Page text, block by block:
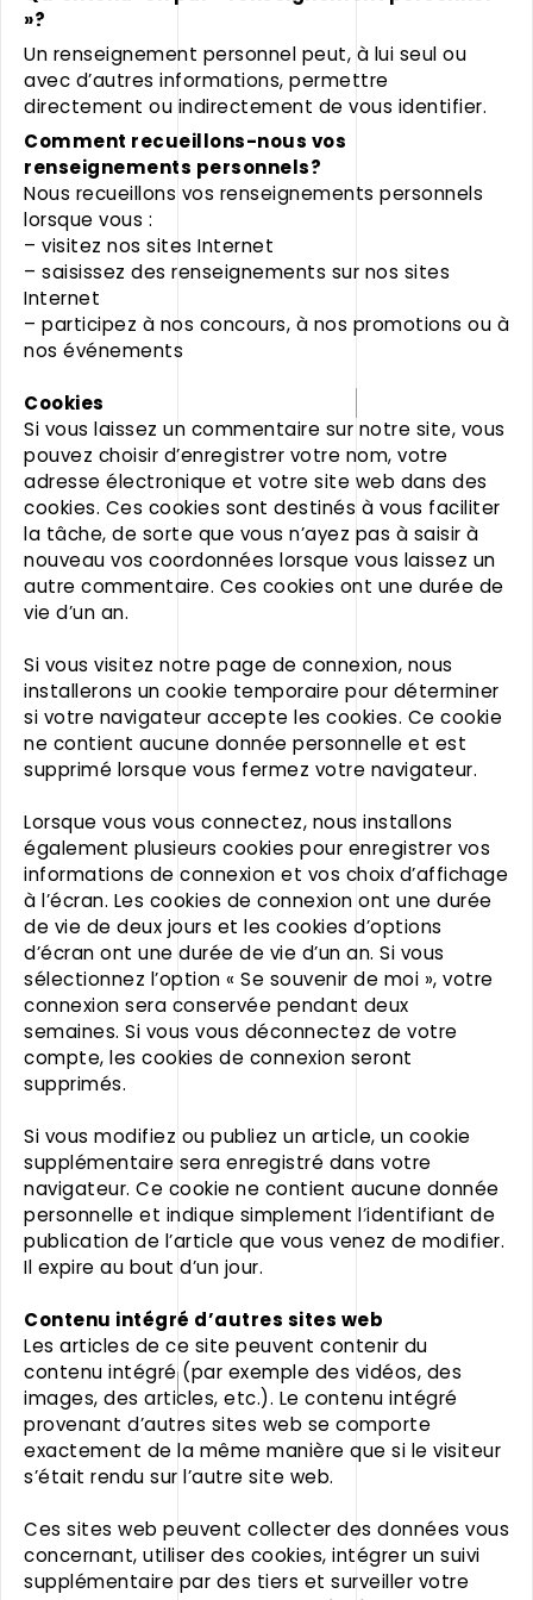
»?
Un renseignement personnel peut, à lui seul ou
avec d’autres informations, permettre
directement ou indirectement de vous identifier.
Comment recueillons-nous vos
renseignements personnels?
Nous recueillons vos renseignements personnels
lorsque vous :
– visitez nos sites Internet
– saisissez des renseignements sur nos sites
Internet
– participez à nos concours, à nos promotions ou à
nos événements
Cookies
Si vous laissez un commentaire sur notre site, vous
pouvez choisir d’enregistrer votre nom, votre
adresse électronique et votre site web dans des
cookies. Ces cookies sont destinés à vous faciliter
la tâche, de sorte que vous n’ayez pas à saisir à
nouveau vos coordonnées lorsque vous laissez un
autre commentaire. Ces cookies ont une durée de
vie d’un an.
Si vous visitez notre page de connexion, nous
installerons un cookie temporaire pour déterminer
si votre navigateur accepte les cookies. Ce cookie
ne contient aucune donnée personnelle et est
supprimé lorsque vous fermez votre navigateur.
Lorsque vous vous connectez, nous installons
également plusieurs cookies pour enregistrer vos
informations de connexion et vos choix d’affichage
à l’écran. Les cookies de connexion ont une durée
de vie de deux jours et les cookies d’options
d’écran ont une durée de vie d’un an. Si vous
sélectionnez l’option « Se souvenir de moi », votre
connexion sera conservée pendant deux
semaines. Si vous vous déconnectez de votre
compte, les cookies de connexion seront
supprimés.
Si vous modifiez ou publiez un article, un cookie
supplémentaire sera enregistré dans votre
navigateur. Ce cookie ne contient aucune donnée
personnelle et indique simplement l’identifiant de
publication de l’article que vous venez de modifier.
Il expire au bout d’un jour.
Contenu intégré d’autres sites web
Les articles de ce site peuvent contenir du
contenu intégré (par exemple des vidéos, des
images, des articles, etc.). Le contenu intégré
provenant d’autres sites web se comporte
exactement de la même manière que si le visiteur
s’était rendu sur l’autre site web.
Ces sites web peuvent collecter des données vous
concernant, utiliser des cookies, intégrer un suivi
supplémentaire par des tiers et surveiller votre